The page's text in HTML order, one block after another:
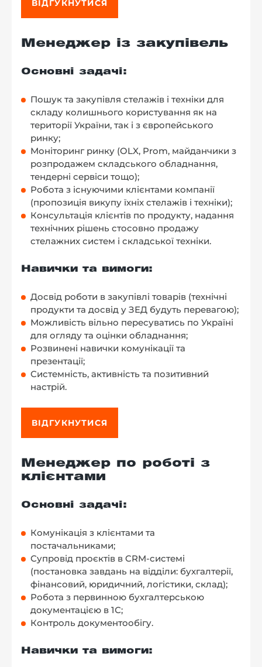
ВІДГУКНУТИСЯ
Менеджер із закупівель
Основні задачі:
Пошук та закупівля стелажів і техніки для
складу колишнього користування як на
території України, так і з європейського
ринку;
Моніторинг ринку (OLX, Prom, майданчики з
розпродажем складського обладнання,
тендерні сервіси тощо);
Робота з існуючими клієнтами компанії
(пропозиція викупу їхніх стелажів і техніки);
Консультація клієнтів по продукту, надання
технічних рішень стосовно продажу
стелажних систем і складської техніки.
Навички та вимоги:
Досвід роботи в закупівлі товарів (технічні
продукти та досвід у ЗЕД будуть перевагою);
Можливість вільно пересуватись по Україні
для огляду та оцінки обладнання;
Розвинені навички комунікації та
презентації;
Системність, активність та позитивний
настрій.
ВІДГУКНУТИСЯ
Менеджер по роботі з
клієнтами
Основні задачі:
Комунікація з клієнтами та
постачальниками;
Супровід проєктів в CRM-системі
(постановка завдань на відділи: бухгалтерії,
фінансовий, юридичний, логістики, склад);
Робота з первинною бухгалтерською
документацією в 1С;
Контроль документообігу.
Навички та вимоги: